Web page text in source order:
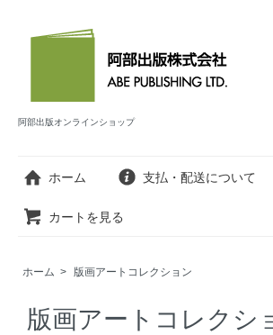
阿部出版オンラインショップ
ホーム 支払・配送について
カートを見る
ホーム > 版画アートコレクション
版画アートコレクシ